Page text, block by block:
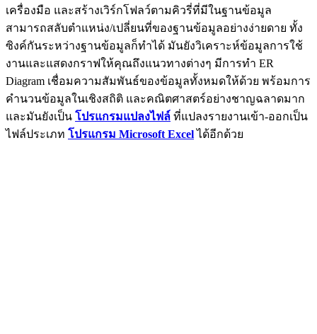
เครื่องมือ และสร้างเวิร์กโฟลว์ตามคิวรี่ที่มีในฐานข้อมูล
สามารถสลับตำแหน่ง/เปลี่ยนที่ของฐานข้อมูลอย่างง่ายดาย ทั้ง
ซิงค์กันระหว่างฐานข้อมูลก็ทำได้ มันยังวิเคราะห์ข้อมูลการใช้
งานและแสดงกราฟให้คุณถึงแนวทางต่างๆ มีการทำ ER
Diagram เชื่อมความสัมพันธ์ของข้อมูลทั้งหมดให้ด้วย พร้อมการ
คำนวนข้อมูลในเชิงสถิติ และคณิตศาสตร์อย่างชาญฉลาดมาก
และมันยังเป็น โปรแกรมแปลงไฟล์ ที่แปลงรายงานเข้า-ออกเป็น
ไฟล์ประเภท โปรแกรม Microsoft Excel ได้อีกด้วย